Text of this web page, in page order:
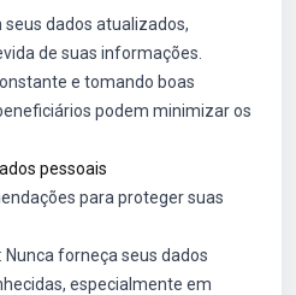
dados atualizados,
de suas informações.
e tomando boas
podem minimizar os
pessoais
para proteger suas
: Nunca forneça seus dados
especialmente em